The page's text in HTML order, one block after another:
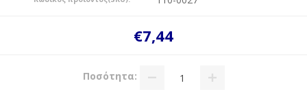
€7,44
Ποσότητα: